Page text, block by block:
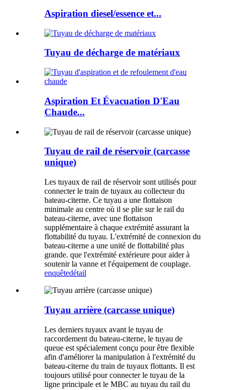
Aspiration diesel/essence et...
Tuyau de décharge de matériaux
Aspiration Et Évacuation D'Eau
Chaude...
Tuyau de rail de réservoir (carcasse
unique)
Les tuyaux de rail de réservoir sont utilisés pour
connecter le train de tuyaux au collecteur du
bateau-citerne. Ce tuyau a une flottaison
minimale au centre où il se plie sur le rail du
bateau-citerne, avec une flottaison
supplémentaire à chaque extrémité assurant la
flottabilité du tuyau. L'extrémité de connexion du
bateau-citerne a une unité de flottabilité plus
grande. que l'extrémité extérieure pour aider à
soutenir la vanne et l'équipement de couplage.
enquêtedétail
Tuyau arrière (carcasse unique)
Les derniers tuyaux avant le tuyau de
raccordement du bateau-citerne, le tuyau de
queue est spécialement conçu pour être flexible
afin d'améliorer la manipulation à l'extrémité du
bateau-citerne du train de tuyaux flottants. Il est
toujours utilisé pour connecter le tuyau de la
ligne principale et le MBC au tuyau du rail du